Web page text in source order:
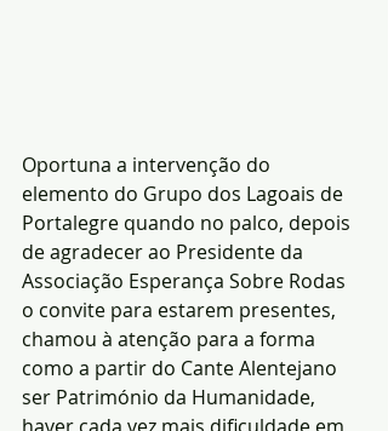
Oportuna a intervenção do
elemento do Grupo dos Lagoais de
Portalegre quando no palco, depois
de agradecer ao Presidente da
Associação Esperança Sobre Rodas
o convite para estarem presentes,
chamou à atenção para a forma
como a partir do Cante Alentejano
ser Património da Humanidade,